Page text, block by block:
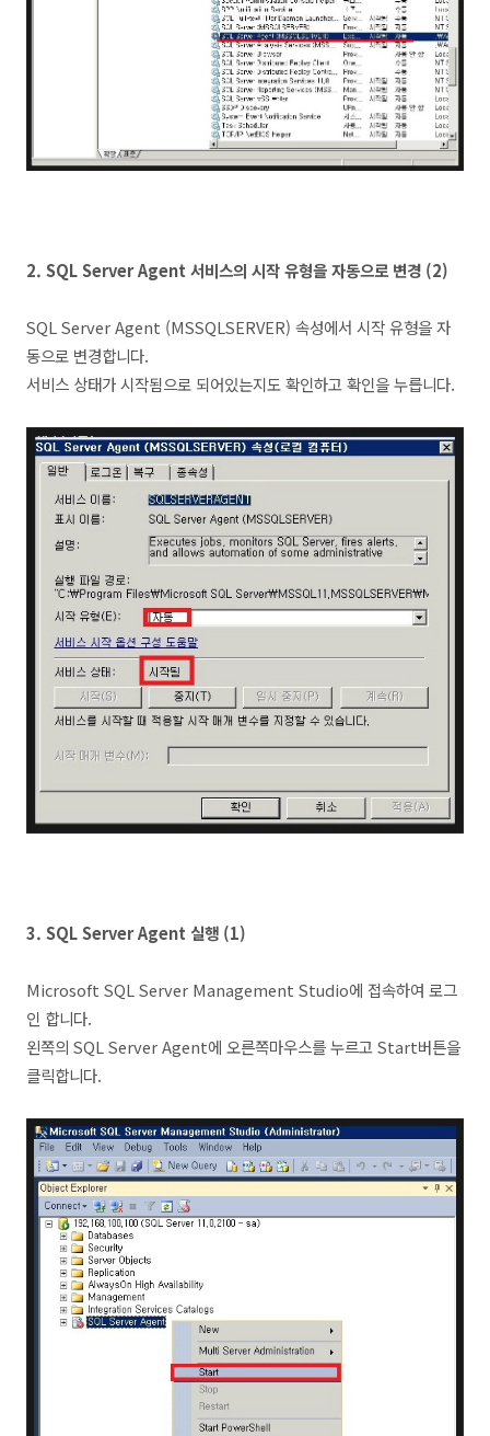
2. SQL Server Agent 서비스의 시작 유형을 자동으로 변경 (2)
SQL Server Agent (MSSQLSERVER) 속성에서 시작 유형을 자
동으로 변경합니다.
서비스 상태가 시작됨으로 되어있는지도 확인하고 확인을 누릅니다.
3. SQL Server Agent 실행 (1)
Microsoft SQL Server Management Studio에 접속하여 로그
인 합니다.
왼쪽의 SQL Server Agent에 오른쪽마우스를 누르고 Start버튼을
클릭합니다.